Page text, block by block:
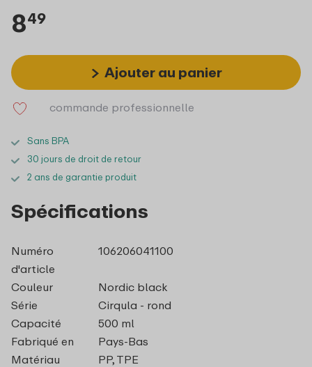
849
Ajouter au panier
commande professionnelle
Sans BPA
30 jours de droit de retour
2 ans de garantie produit
Spécifications
Numéro
d'article
106206041100
Couleur
Nordic black
Série
Cirqula - rond
Capacité
500 ml
Fabriqué en
Pays-Bas
Matériau
PP, TPE